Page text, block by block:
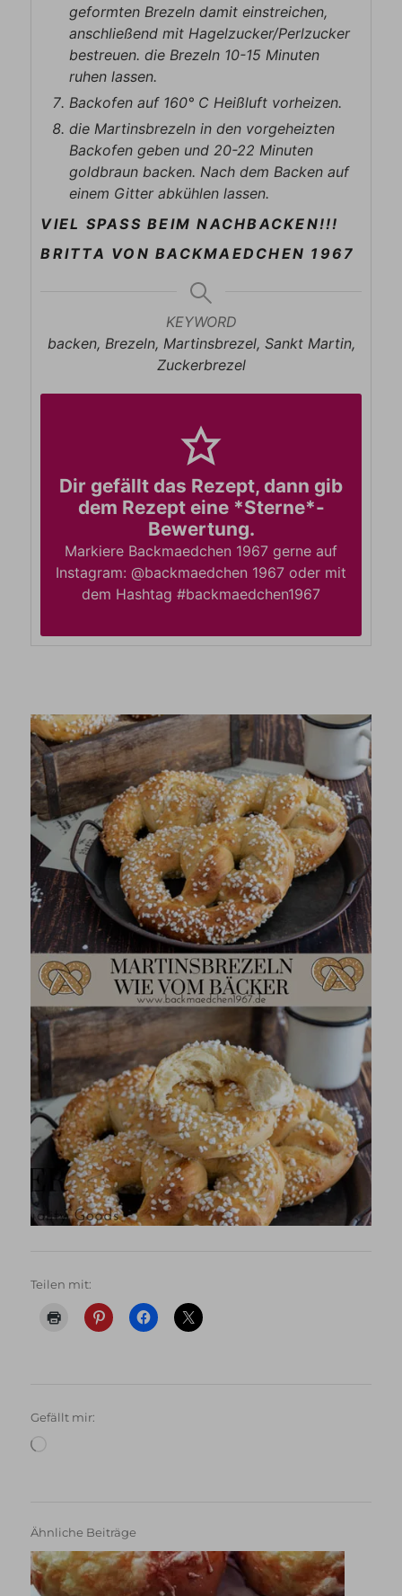
geformten Brezeln damit einstreichen,
anschließend mit Hagelzucker/Perlzucker
bestreuen. die Brezeln 10-15 Minuten
ruhen lassen.
Backofen auf 160° C Heißluft vorheizen.
die Martinsbrezeln in den vorgeheizten
Backofen geben und 20-22 Minuten
goldbraun backen. Nach dem Backen auf
einem Gitter abkühlen lassen.
VIEL SPASS BEIM NACHBACKEN!!!
BRITTA VON BACKMAEDCHEN 1967
KEYWORD
backen, Brezeln, Martinsbrezel, Sankt Martin,
Zuckerbrezel
Dir gefällt das Rezept, dann gib
dem Rezept eine *Sterne*-
Bewertung.
Markiere Backmaedchen 1967 gerne auf
Instagram: @backmaedchen 1967 oder mit
dem Hashtag #backmaedchen1967
Teilen mit:
Gefällt mir:
Ähnliche Beiträge